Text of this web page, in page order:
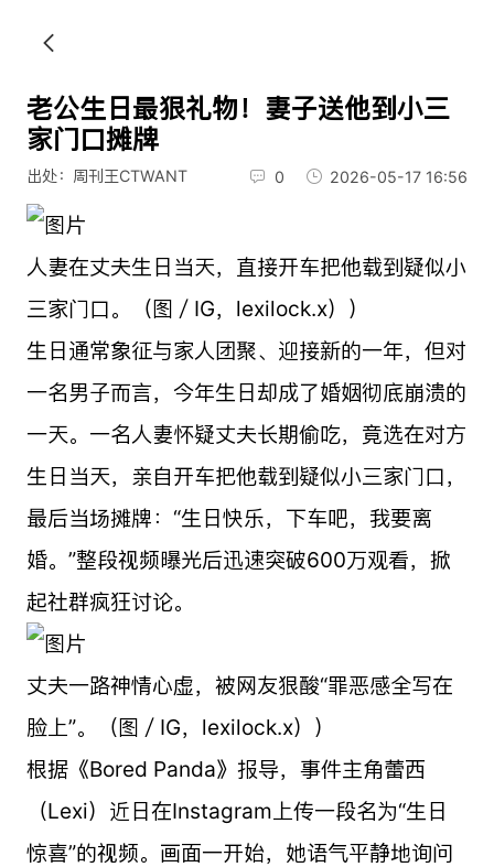
老公生日最狠礼物！妻子送他到小三
家门口摊牌
出处：周刊王CTWANT 0 2026-05-17 16:56
人妻在丈夫生日当天，直接开车把他载到疑似小
三家门口。（图／IG，lexilock.x））
生日通常象征与家人团聚、迎接新的一年，但对
一名男子而言，今年生日却成了婚姻彻底崩溃的
一天。一名人妻怀疑丈夫长期偷吃，竟选在对方
生日当天，亲自开车把他载到疑似小三家门口，
最后当场摊牌：“生日快乐，下车吧，我要离
婚。”整段视频曝光后迅速突破600万观看，掀
起社群疯狂讨论。
丈夫一路神情心虚，被网友狠酸“罪恶感全写在
脸上”。（图／IG，lexilock.x））
根据《Bored Panda》报导，事件主角蕾西
（Lexi）近日在Instagram上传一段名为“生日
惊喜”的视频。画面一开始，她语气平静地询问